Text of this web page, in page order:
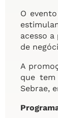
O
acesso
de
A
que tem
Sebrae,